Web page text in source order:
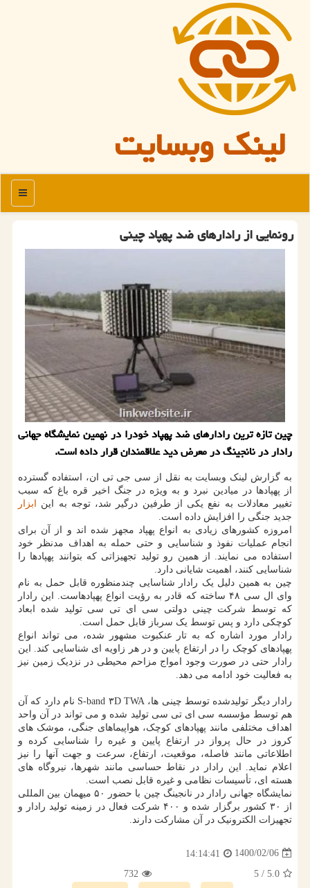
لینک وبسایت
منو
رونمایی از رادارهای ضد پهپاد چینی
چین تازه ترین رادارهای ضد پهپاد خودرا در نهمین نمایشگاه جهانی
رادار در نانجینگ در معرض دید علاقمندان قرار داده است.
به گزارش لینک وبسایت به نقل از سی جی تی ان، استفاده گسترده
از پهپادها در میادین نبرد و به ویژه در جنگ اخیر قره باغ که سبب
تغییر معادلات به نفع یکی از طرفین درگیر شد، توجه به این
ابزار
جدید جنگی را افزایش داده است.
امروزه کشورهای زیادی به انواع پهپاد مجهز شده اند و از آن برای
انجام عملیات نفوذ و شناسایی و حتی حمله به اهداف مدنظر خود
استفاده می نمایند. از همین رو تولید تجهیزاتی که بتوانند پهپادها را
شناسایی کنند، اهمیت شایانی دارد.
چین به همین دلیل یک رادار شناسایی چندمنظوره قابل حمل به نام
وای ال سی ۴۸ ساخته که قادر به رؤیت انواع پهپادهاست. این رادار
که توسط شرکت چینی دولتی سی ای تی سی تولید شده ابعاد
کوچکی دارد و پس توسط یک سرباز قابل حمل است.
رادار مورد اشاره که به تار عنکبوت مشهور شده، می تواند انواع
پهپادهای کوچک را در ارتفاع پایین و در هر زاویه ای شناسایی کند. این
رادار حتی در صورت وجود امواج مزاحم محیطی در نزدیک زمین نیز
به فعالیت خود ادامه می دهد.
رادار دیگر تولیدشده توسط چینی ها، S-band ۳D TWA نام دارد که آن
هم توسط مؤسسه سی ای تی سی تولید شده و می تواند در آن واحد
اهداف مختلفی مانند پهپادهای کوچک، هواپیماهای جنگی، موشک های
کروز در حال پرواز در ارتفاع پایین و غیره را شناسایی کرده و
اطلاعاتی مانند فاصله، موقعیت، ارتفاع، سرعت و جهت آنها را نیز
اعلام نماید. این رادار در نقاط حساسی مانند شهرها، نیروگاه های
هسته ای، تأسیسات نظامی و غیره قابل نصب است.
نمایشگاه جهانی رادار در نانجینگ چین با حضور ۵۰ میهمان بین المللی
از ۳۰ کشور برگزار شده و ۴۰۰ شرکت فعال در زمینه تولید رادار و
تجهیزات الکترونیک در آن مشارکت دارند.
1400/02/06
14:14:41
5.0
/ 5
732